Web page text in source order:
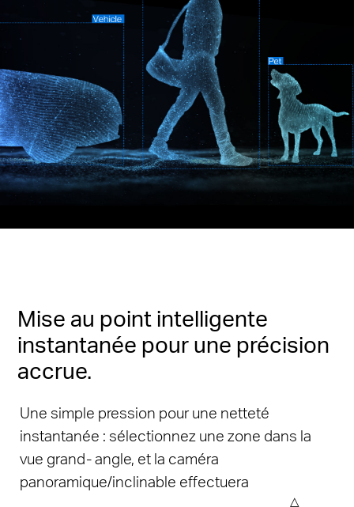
Mise au point intelligente
instantanée pour une précision
accrue.
Une simple pression pour une netteté
instantanée : sélectionnez une zone dans la
vue grand- angle, et la caméra
panoramique/inclinable effectuera
△